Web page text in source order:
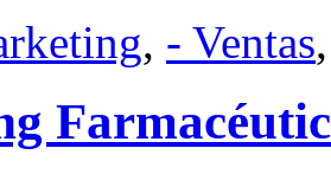
, - Ventas